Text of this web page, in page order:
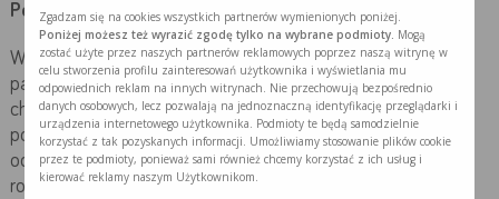
Podsumowanie
Występowanie odleżyn jest problemem nie tylko dla
pacjenta, ale również dla rodziny Obniżają jakość życia
chorego, powodują ból, wydłużają czas pobytu w szpitalu,
powodują wzrost kosztów leczenia. Opieka nad chorym z
odleżyną powinna koncentrować się na pacjencie i jego
rodzinie z wykorzystaniem aktualnej wiedzy medycznej.
Zgadzam się na cookies wszystkich partnerów wymienionych poniżej.
Poniżej możesz też wyrazić zgodę tylko na wybrane podmioty. Mogą
zostać użyte przez naszych partnerów reklamowych poprzez naszą witrynę w
celu stworzenia profilu zainteresowań użytkownika i wyświetlania mu
odpowiednich reklam na innych witrynach. Nie przechowują bezpośrednio
danych osobowych, lecz pozwalają na jednoznaczną identyfikację przeglądarki i
urządzenia internetowego użytkownika. Podmioty te będą samodzielnie
korzystać z tak pozyskanych informacji. Umożliwiamy stosowanie plików cookie
przez te podmioty, ponieważ sami również chcemy korzystać z ich usług i
kierować reklamy naszym Użytkownikom.